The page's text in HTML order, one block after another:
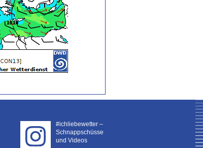
#ichliebewetter –
Schnappschüsse
und Videos